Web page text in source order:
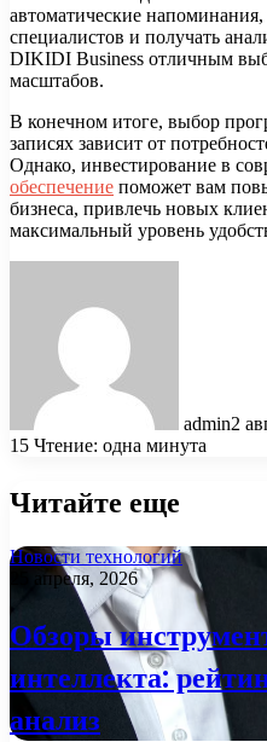
автоматические
специалистов и получать
DIKIDI Business отличным
масштабов.
В конечном итоге, выбор
записях зависит от
Однако, инвестирование в
обеспечение поможет вам
бизнеса, привлечь новых
максимальный уровень
admin2
15 Чтение: одна минута
Читайте еще
Новости технологий
25 апреля, 2026
Обзоры
интеллекта:
анализ